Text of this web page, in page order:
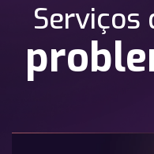
Serviços